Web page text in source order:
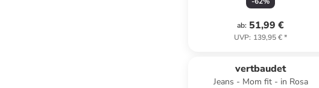
ab: 51,99 €
UVP: 139,95 €*
vertbaudet
Jeans - Mom fit - in Rosa